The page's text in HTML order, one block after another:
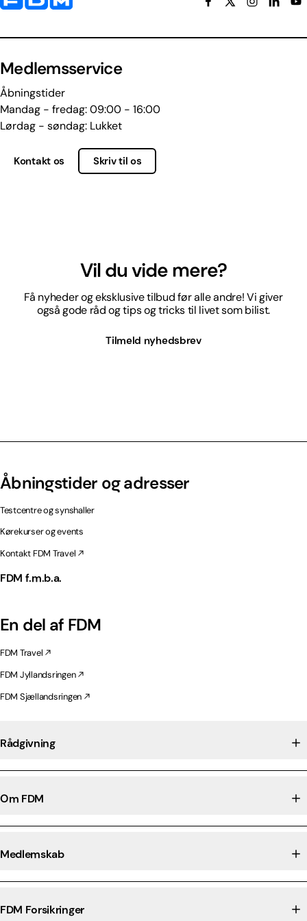
Medlemsservice
Åbningstider
Mandag - fredag: 09:00 - 16:00
Lørdag - søndag: Lukket
Kontakt os Skriv til os
Vil du vide mere?
Få nyheder og eksklusive tilbud før alle andre! Vi giver
også gode råd og tips og tricks til livet som bilist.
Tilmeld nyhedsbrev
Åbningstider og adresser
Testcentre og synshaller
Kørekurser og events
Kontakt FDM Travel
FDM f.m.b.a.
En del af FDM
FDM Travel
FDM Jyllandsringen
FDM Sjællandsringen
Rådgivning
Om FDM
Medlemskab
FDM Forsikringer